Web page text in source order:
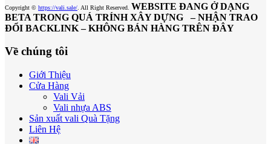
Copyright © https://vali.sale/ . All Right Reserved. WEBSITE ĐANG Ở DẠNG
BETA TRONG QUÁ TRÍNH XÂY DỰNG – NHẬN TRAO
ĐỔI BACKLINK – KHÔNG BÁN HÀNG TRÊN ĐÂY
Về chúng tôi
Giới Thiệu
Cửa Hàng
Vali Vải
Vali nhựa ABS
Sản xuất vali Quà Tặng
Liên Hệ